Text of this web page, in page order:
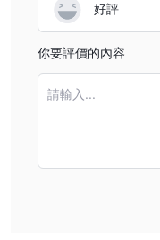
好評
你要評價的內容
請輸入...